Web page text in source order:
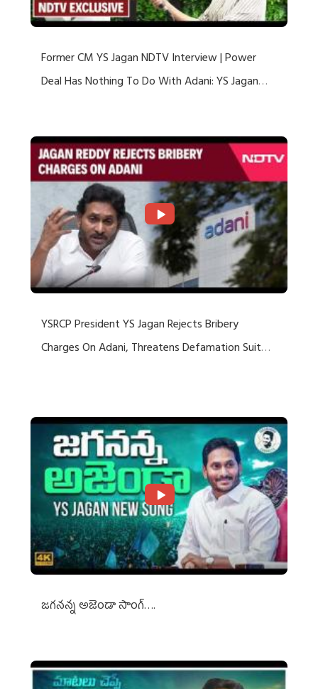
Former CM YS Jagan NDTV Interview | Power
Deal Has Nothing To Do With Adani: YS Jagan
YSRCP President YS Jagan Rejects Bribery
Charges On Adani, Threatens Defamation Suit
జగనన్న అజెండా సాంగ్….